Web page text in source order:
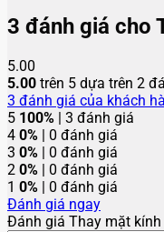
3 đánh giá cho
5.00
5.00 trên 5 dựa trên 2
3 đánh giá của khách
5 100% | 3 đánh giá
4 0% | 0 đánh giá
3 0% | 0 đánh giá
2 0% | 0 đánh giá
1 0% | 0 đánh giá
Đánh giá ngay
Đánh giá Thay mặt kính